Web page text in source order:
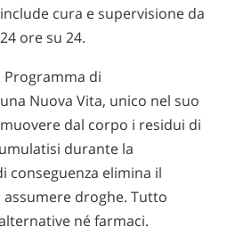
cura e supervisione da
ore su 24.
Programma di
Nuova Vita, unico nel suo
dal corpo i residui di
durante la
conseguenza elimina il
droghe. Tutto
né farmaci.